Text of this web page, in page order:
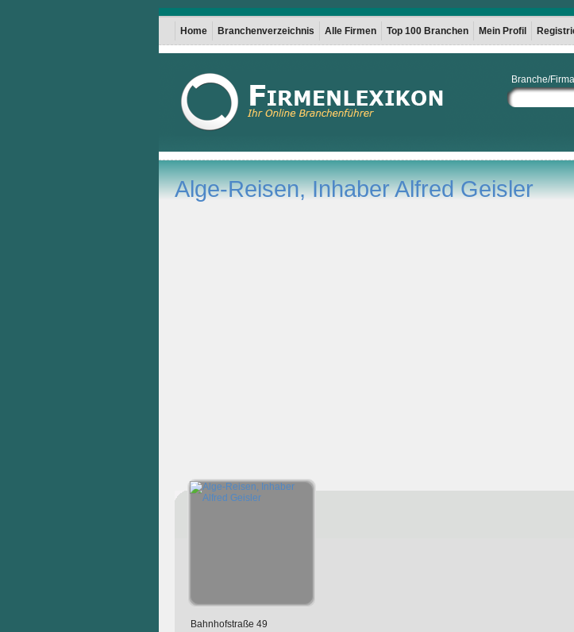
Home Branchenverzeichnis Alle Firmen Top 100 Branchen Mein Profil
Branche/Firma
Alge-Reisen, Inhaber Alfred Geisler
Bahnhofstraße 49